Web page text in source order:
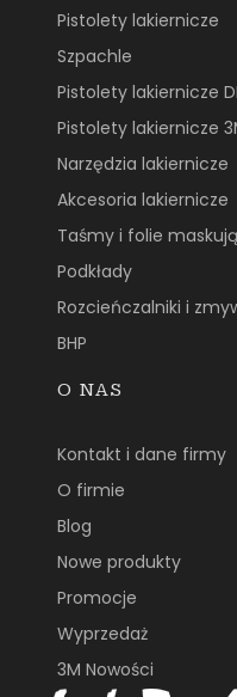
Pistolety lakiernicze
Szpachle
Pistolety lakiernicze
Pistolety lakiernicze
Narzędzia lakiernicze
Akcesoria lakiernicze
Taśmy i folie
Podkłady
Rozcieńczalniki i
BHP
O NAS
Kontakt i dane firmy
O firmie
Blog
Nowe produkty
Promocje
Wyprzedaż
3M Nowości